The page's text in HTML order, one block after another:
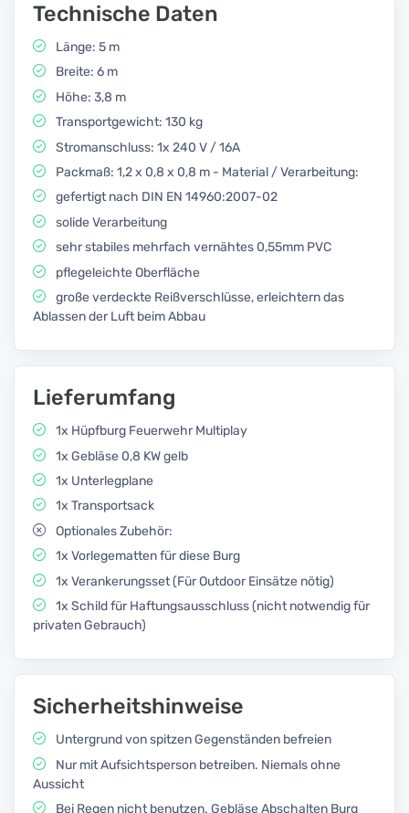
Technische Daten
Länge: 5 m
Breite: 6 m
Höhe: 3,8 m
Transportgewicht: 130 kg
Stromanschluss: 1x 240 V / 16A
Packmaß: 1,2 x 0,8 x 0,8 m - Material / Verarbeitung:
gefertigt nach DIN EN 14960:2007-02
solide Verarbeitung
sehr stabiles mehrfach vernähtes 0,55mm PVC
pflegeleichte Oberfläche
große verdeckte Reißverschlüsse, erleichtern das
Ablassen der Luft beim Abbau
Lieferumfang
1x Hüpfburg Feuerwehr Multiplay
1x Gebläse 0,8 KW gelb
1x Unterlegplane
1x Transportsack
Optionales Zubehör:
1x Vorlegematten für diese Burg
1x Verankerungsset (Für Outdoor Einsätze nötig)
1x Schild für Haftungsausschluss (nicht notwendig für
privaten Gebrauch)
Sicherheitshinweise
Untergrund von spitzen Gegenständen befreien
Nur mit Aufsichtsperson betreiben. Niemals ohne
Aussicht
Bei Regen nicht benutzen. Gebläse Abschalten Burg